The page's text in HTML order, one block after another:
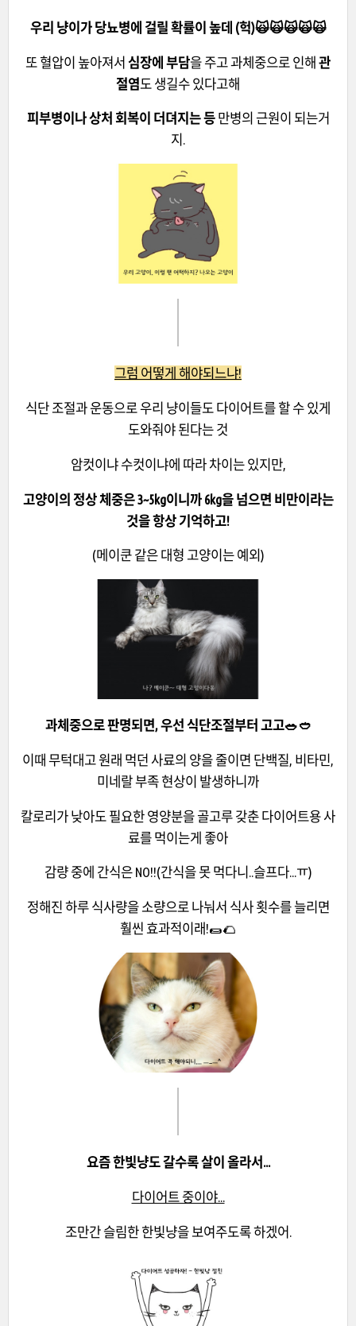
우리 냥이가 당뇨병에 걸릴 확률이 높데 (헉)🙀🙀🙀🙀🙀
또 혈압이 높아져서 심장에 부담을 주고 과체중으로 인해 관
절염도 생길수 있다고해
피부병이나 상처 회복이 더뎌지는 등만병의 근원이 되는거
지.
그럼 어떻게 해야되느냐!
식단 조절과 운동으로 우리 냥이들도 다이어트를 할 수 있게
도와줘야 된다는 것
암컷이냐 수컷이냐에 따라 차이는 있지만,
고양이의 정상 체중은 3~5kg이니까 6kg을 넘으면 비만이라는
것을 항상 기억하고!
(메이쿤 같은 대형 고양이는 예외)
과체중으로 판명되면, 우선 식단조절부터 고고🥗🥙
이때 무턱대고 원래 먹던 사료의 양을 줄이면 단백질, 비타민,
미네랄 부족 현상이 발생하니까
칼로리가 낮아도 필요한 영양분을 골고루 갖춘 다이어트용 사
료를 먹이는게 좋아
감량 중에 간식은 NO!!(간식을 못 먹다니..슬프다...ㅠ)
정해진 하루 식사량을 소량으로 나눠서 식사 횟수를 늘리면
훨씬 효과적이래!🌯🌮
요즘 한빛냥도 갈수록 살이 올라서...
다이어트 중이야...
조만간 슬림한 한빛냥을 보여주도록 하겠어.